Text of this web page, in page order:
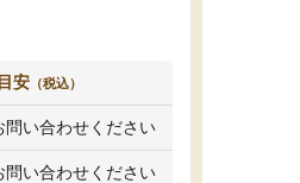
安 （税込）
問い合わせください
問い合わせください